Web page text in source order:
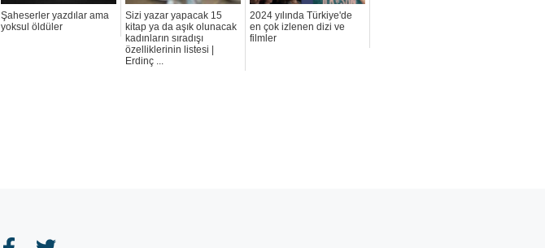
Şaheserler yazdılar ama
yoksul öldüler
Sizi yazar yapacak 15
kitap ya da aşık olunacak
kadınların sıradışı
özelliklerinin listesi |
Erdinç ...
2024 yılında Türkiye'de
en çok izlenen dizi ve
filmler